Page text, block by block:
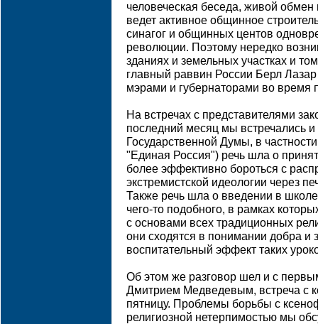
человеческая беседа, живой
ведет активное общинное
синагог и общинных центов
революции. Поэтому нередко
зданиях и земельных участках и
главный раввин России Берл
мэрами и губернаторами во время
На встречах с представителями
последний месяц мы встречались
Государственной Думы, в
"Единая Россия") речь шла о
более эффективно бороться с
экстремистской идеологии через
Также речь шла о введении в
чего-то подобного, в рамках
с основами всех традиционных
они сходятся в понимании добра и
воспитательный эффект таких
Об этом же разговор шел и с
Дмитрием Медведевым, встреча с
пятницу. Проблемы борьбы с
религиозной нетерпимостью мы